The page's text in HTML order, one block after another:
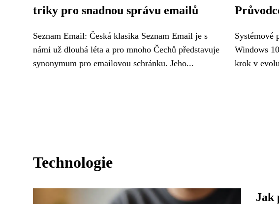
triky pro snadnou správu emailů
Seznam Email: Česká klasika Seznam Email je s
námi už dlouhá léta a pro mnoho Čechů představuje
synonymum pro emailovou schránku. Jeho...
Systémové
Windows
krok v
Technologie
Jak